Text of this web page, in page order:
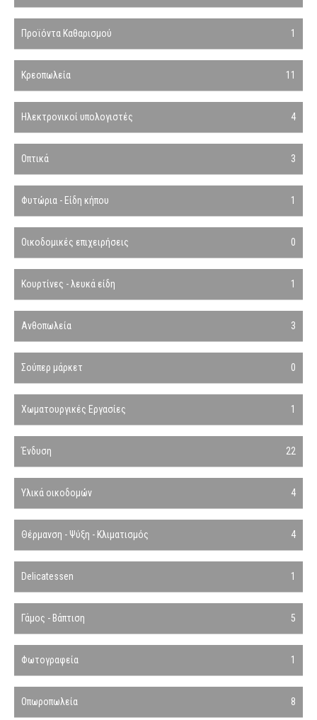
Προϊόντα Καθαρισμού 1
Κρεοπωλεία 11
Ηλεκτρονικοί υπολογιστές 4
Οπτικά 3
Φυτώρια - Είδη κήπου 1
Οικοδομικές επιχειρήσεις 0
Κουρτίνες - λευκά είδη 1
Ανθοπωλεία 3
Σούπερ μάρκετ 0
Χωματουργικές Εργασίες 1
Ένδυση 22
Υλικά οικοδομών 4
Θέρμανση - Ψύξη - Κλιματισμός 4
Delicatessen 1
Γάμος - Βάπτιση 5
Φωτογραφεία 1
Οπωροπωλεία 8